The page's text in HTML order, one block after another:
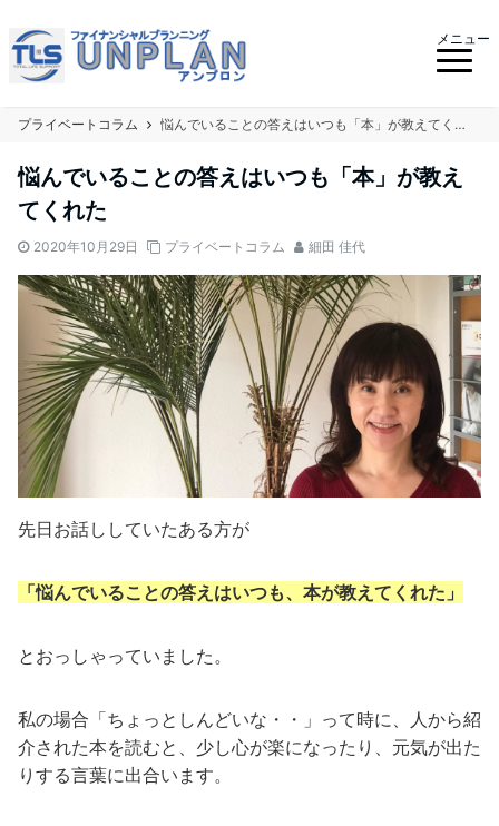
メニュー
プライベートコラム 悩んでいることの答えはいつも「本」が教えてくれた
悩んでいることの答えはいつも「本」が教え
てくれた
2020年10月29日 プライベートコラム 細田 佳代
先日お話ししていたある方が
「悩んでいることの答えはいつも、本が教えてくれた」
とおっしゃっていました。
私の場合「ちょっとしんどいな・・」って時に、人から紹
介された本を読むと、少し心が楽になったり、元気が出た
りする言葉に出合います。